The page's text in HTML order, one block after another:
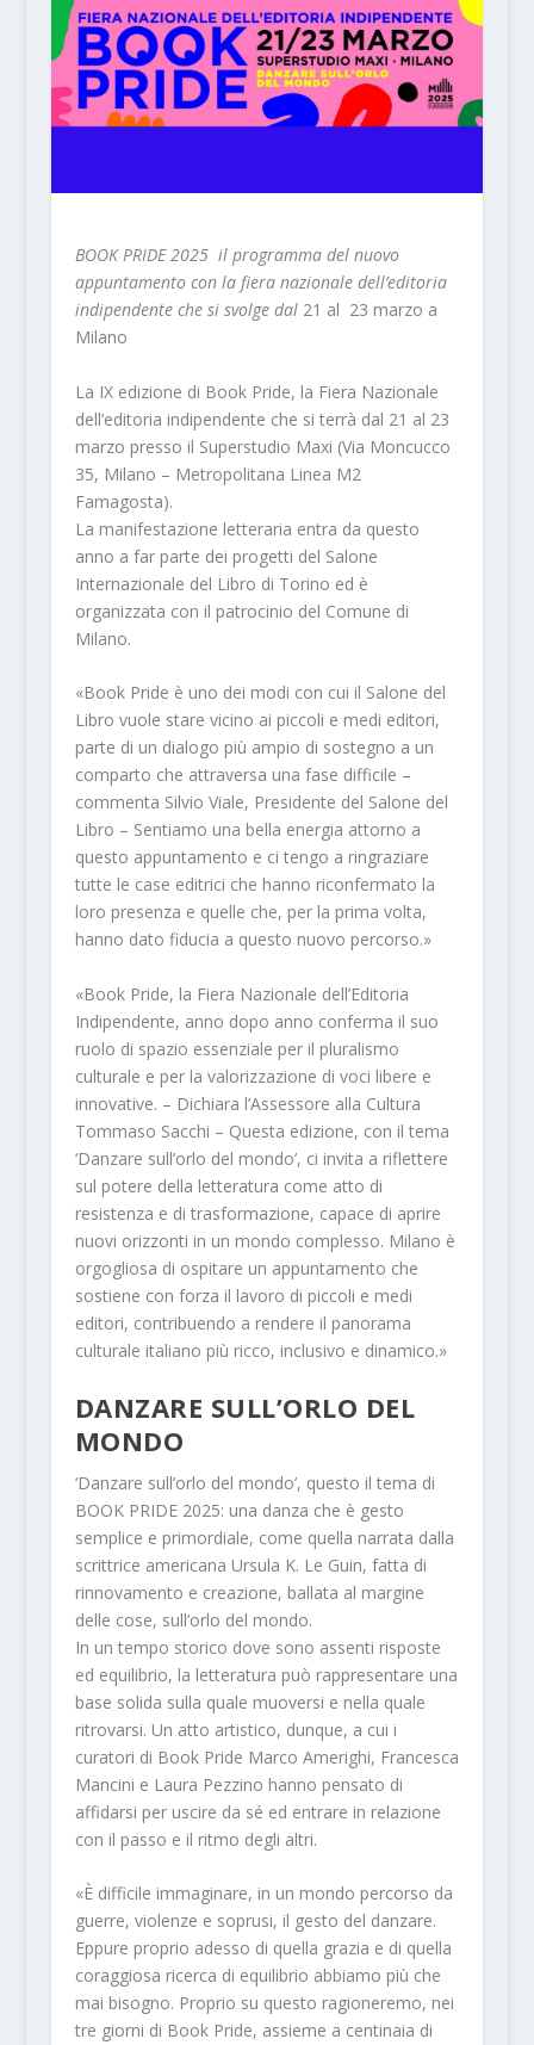
BOOK PRIDE 2025 il programma del nuovo
appuntamento con la fiera nazionale dell’editoria
indipendente che si svolge dal 21 al 23 marzo a
Milano
La IX edizione di Book Pride, la Fiera Nazionale
dell’editoria indipendente che si terrà dal 21 al 23
marzo presso il Superstudio Maxi (Via Moncucco
35, Milano – Metropolitana Linea M2
Famagosta).
La manifestazione letteraria entra da questo
anno a far parte dei progetti del Salone
Internazionale del Libro di Torino ed è
organizzata con il patrocinio del Comune di
Milano.
«Book Pride è uno dei modi con cui il Salone del
Libro vuole stare vicino ai piccoli e medi editori,
parte di un dialogo più ampio di sostegno a un
comparto che attraversa una fase difficile –
commenta Silvio Viale, Presidente del Salone del
Libro – Sentiamo una bella energia attorno a
questo appuntamento e ci tengo a ringraziare
tutte le case editrici che hanno riconfermato la
loro presenza e quelle che, per la prima volta,
hanno dato fiducia a questo nuovo percorso.»
«Book Pride, la Fiera Nazionale dell’Editoria
Indipendente, anno dopo anno conferma il suo
ruolo di spazio essenziale per il pluralismo
culturale e per la valorizzazione di voci libere e
innovative. – Dichiara l’Assessore alla Cultura
Tommaso Sacchi – Questa edizione, con il tema
‘Danzare sull’orlo del mondo’, ci invita a riflettere
sul potere della letteratura come atto di
resistenza e di trasformazione, capace di aprire
nuovi orizzonti in un mondo complesso. Milano è
orgogliosa di ospitare un appuntamento che
sostiene con forza il lavoro di piccoli e medi
editori, contribuendo a rendere il panorama
culturale italiano più ricco, inclusivo e dinamico.»
DANZARE SULL’ORLO DEL
MONDO
‘Danzare sull’orlo del mondo’, questo il tema di
BOOK PRIDE 2025: una danza che è gesto
semplice e primordiale, come quella narrata dalla
scrittrice americana Ursula K. Le Guin, fatta di
rinnovamento e creazione, ballata al margine
delle cose, sull’orlo del mondo.
In un tempo storico dove sono assenti risposte
ed equilibrio, la letteratura può rappresentare una
base solida sulla quale muoversi e nella quale
ritrovarsi. Un atto artistico, dunque, a cui i
curatori di Book Pride Marco Amerighi, Francesca
Mancini e Laura Pezzino hanno pensato di
affidarsi per uscire da sé ed entrare in relazione
con il passo e il ritmo degli altri.
«È difficile immaginare, in un mondo percorso da
guerre, violenze e soprusi, il gesto del danzare.
Eppure proprio adesso di quella grazia e di quella
coraggiosa ricerca di equilibrio abbiamo più che
mai bisogno. Proprio su questo ragioneremo, nei
tre giorni di Book Pride, assieme a centinaia di